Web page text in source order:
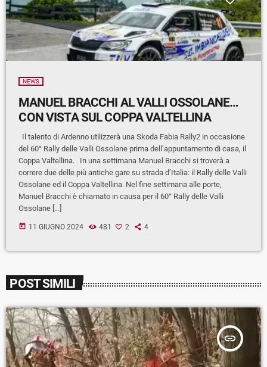
NEWS
MANUEL BRACCHI AL VALLI OSSOLANE…
CON VISTA SUL COPPA VALTELLINA
Il talento di Ardenno utilizzerà una Skoda Fabia Rally2 in occasione
del 60° Rally delle Valli Ossolane prima dell’appuntamento di casa, il
Coppa Valtellina. In una settimana Manuel Bracchi si troverà a
correre due delle più antiche gare su strada d’Italia: il Rally delle Valli
Ossolane ed il Coppa Valtellina. Nel fine settimana alle porte,
Manuel Bracchi è chiamato in causa per il 60° Rally delle Valli
Ossolane […]
today 11 GIUGNO 2024 481 2 4
POST SIMILI
insert_link